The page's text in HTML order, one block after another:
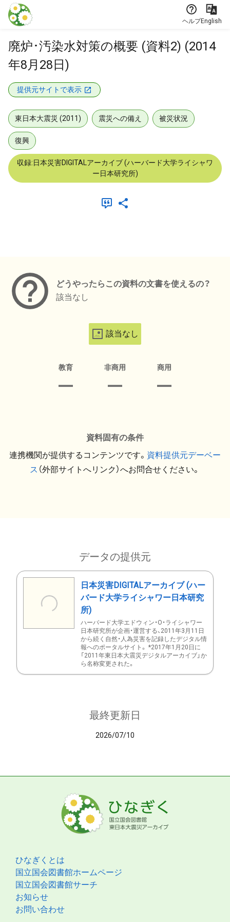
本文に飛ぶ
ヘルプEnglish
廃炉･汚染水対策の概要 (資料2) (2014
年8月28日)
提供元サイトで表示
東日本大震災 (2011) 震災への備え 被災状況
復興
収録:日本災害DIGITALアーカイブ (ハーバード大学ライシャワ
ー日本研究所)
どうやったらこの資料の文書を使えるの？
該当なし
該当なし
教育 非商用 商用
資料固有の条件
連携機関が提供するコンテンツです。 資料提供元デーベー
ス （外部サイトへリンク）へお問合せください。
データの提供元
日本災害DIGITALアーカイブ (ハー
バード大学ライシャワー日本研究
所)
ハーバード大学エドウィン・O・ライシャワー
日本研究所が企画・運営する、2011年3月11日
から続く自然・人為災害を記録したデジタル情
報へのポータルサイト。 *2017年1月20日に
「2011年東日本大震災デジタルアーカイブ」か
ら名称変更された。
最終更新日
2026/07/10
ひなぎくとは
国立国会図書館ホームページ
国立国会図書館サーチ
お知らせ
お問い合わせ